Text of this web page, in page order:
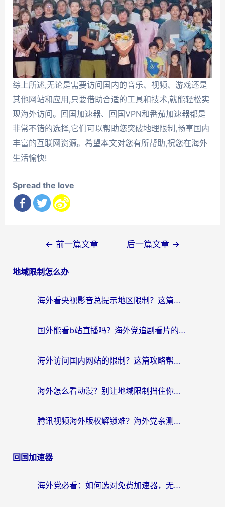
综上所述,无论是需要访问国内的音乐、视频、游戏还是
其他网站和应用,只要借助合适的工具和技术,就能轻松实
现海外访问。回国加速器、回国VPN和番茄加速器都是
非常不错的选择,它们可以帮助您突破地理限制,畅享国内
丰富的互联网资源。希望本文对您有所帮助,祝您在海外
生活愉快!
Spread the love
导
← 前一篇文章 后一篇文章 →
地域限制怎么办
海外看央视影音总提示地区限制？这篇教你选对回国加速器，流畅追剧不踩坑
国外能看b站直播吗？海外党追剧看片的终极解决方案来了
海外访问国内网站的限制？这篇攻略帮你无缝解锁12306、12123和国内影音
海外怎么看动漫？别让地域限制挡住你的追番快乐
腾讯视频海外版权解锁难？海外党亲测：选对回国加速器，追剧观影零障碍
回国加速器
海外党必看：如何选对免费加速器，无缝访问国内资源不踩坑？